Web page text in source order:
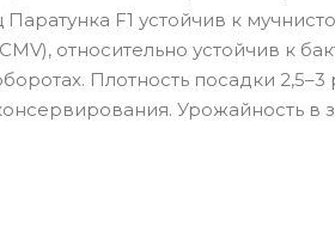
F1 устойчив к
относительно устойчив к
Плотность посадки 2,5–3
Урожайность